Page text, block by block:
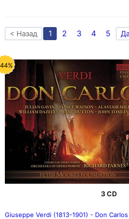
< Назад 1 2 3 4 5
3 CD
Giuseppe Verdi (1813-1901) - Don